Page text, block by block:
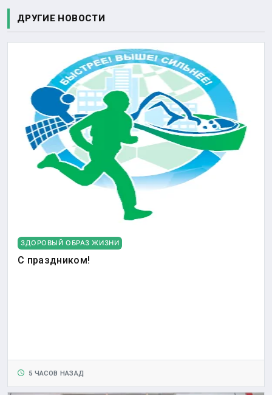
ДРУГИЕ НОВОСТИ
ЗДОРОВЫЙ ОБРАЗ ЖИЗНИ
С праздником!
5 ЧАСОВ НАЗАД